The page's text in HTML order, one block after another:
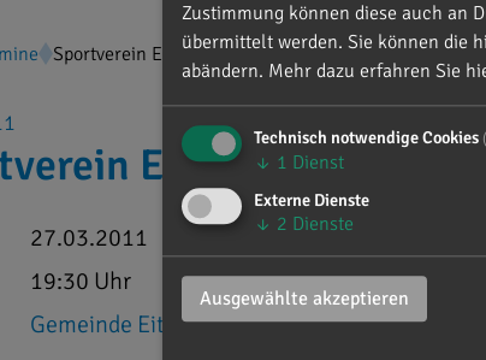
Sportverein Eitensheim
Eitensheim
27.03.2011
19:30 Uhr
Gemeinde Eitensheim
Zustimmung können diese auch an
übermittelt werden. Sie können die
abändern. Mehr dazu erfahren Sie
Technisch notwendige Cookies
↓ 1 Dienst
Externe Dienste
↓ 2 Dienste
Ausgewählte akzeptieren